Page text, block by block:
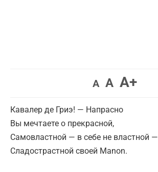
A A A+
Кавалер де Гриэ! — Напрасно
Вы мечтаете о прекрасной,
Самовластной — в себе не властной —
Сладострастной своей Manon.